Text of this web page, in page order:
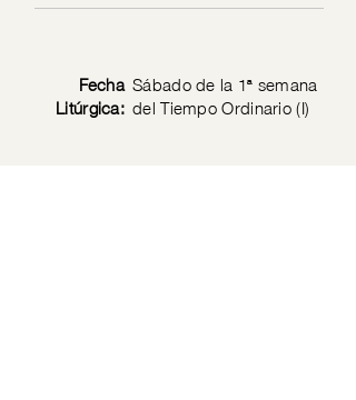
Fecha
Litúrgica:
Sábado de la 1ª semana
del Tiempo Ordinario (I)